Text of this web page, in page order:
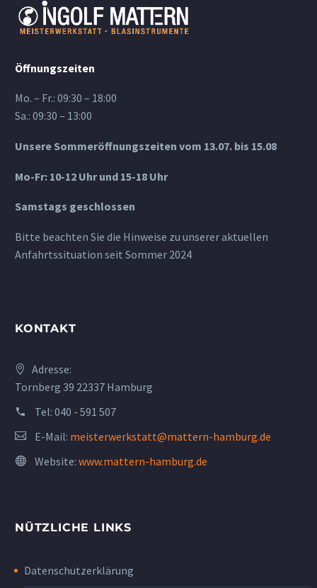
Öffnungszeiten
Mo. – Fr.: 09:30 – 18:00
Sa.: 09:30 – 13:00
Unsere Sommeröffnungszeiten vom 13.07. bis 15.08
Mo-Fr: 10-12 Uhr und 15-18 Uhr
Samstags geschlossen
Bitte beachten Sie die Hinweise zu unserer aktuellen
Anfahrtssituation seit Sommer 2024
KONTAKT
Adresse:
Tornberg 39 22337 Hamburg
Tel: 040 - 591 507
E-Mail: meisterwerkstatt@mattern-hamburg.de
Website: www.mattern-hamburg.de
NÜTZLICHE LINKS
Datenschutzerklärung